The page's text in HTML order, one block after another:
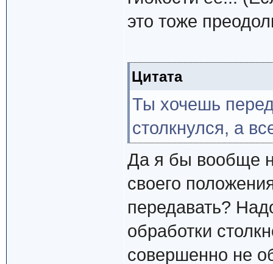
это тоже
Цитата
Ты хочешь
столкнулся, а
Да я бы вообще
своего
передавать?
обработки
совершенно не